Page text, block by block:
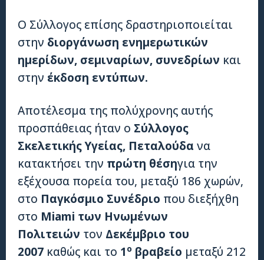
Ο Σύλλογος επίσης δραστηριοποιείται
στην διοργάνωση ενημερωτικών
ημερίδων, σεμιναρίων, συνεδρίων και
στην έκδοση εντύπων.
Αποτέλεσμα της πολύχρονης αυτής
προσπάθειας ήταν ο Σύλλογος
Σκελετικής Υγείας, Πεταλούδα να
κατακτήσει την πρώτη θέσηγια την
εξέχουσα πορεία του, μεταξύ 186 χωρών,
στο Παγκόσμιο Συνέδριο που διεξήχθη
στο Miami των Ηνωμένων
Πολιτειών τον Δεκέμβριο του
2007 καθώς και το 1 ο βραβείο μεταξύ 212